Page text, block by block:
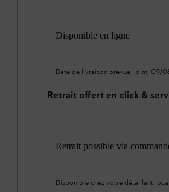
Disponible en ligne
Date de livraison prévue : dim. 09/
Retrait offert en click &
Retrait possible via
Disponible chez votre détaillant